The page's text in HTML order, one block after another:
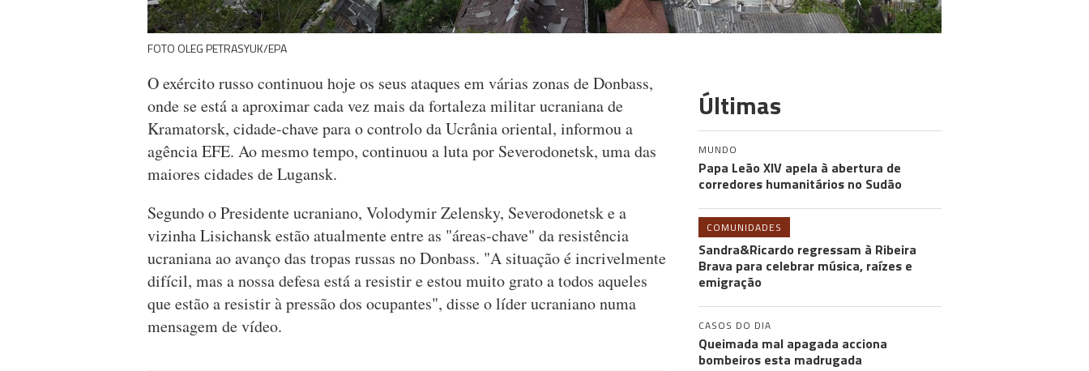
FOTO OLEG PETRASYUK/EPA
O exército russo continuou hoje os seus ataques em várias zonas de Donbass,
onde se está a aproximar cada vez mais da fortaleza militar ucraniana de
Kramatorsk, cidade-chave para o controlo da Ucrânia oriental, informou a
agência EFE. Ao mesmo tempo, continuou a luta por Severodonetsk, uma das
maiores cidades de Lugansk.
Segundo o Presidente ucraniano, Volodymir Zelensky, Severodonetsk e a
vizinha Lisichansk estão atualmente entre as "áreas-chave" da resistência
ucraniana ao avanço das tropas russas no Donbass. "A situação é incrivelmente
difícil, mas a nossa defesa está a resistir e estou muito grato a todos aqueles
que estão a resistir à pressão dos ocupantes", disse o líder ucraniano numa
mensagem de vídeo.
Últimas
MUNDO
Papa Leão XIV apela à abertura de
corredores humanitários no Sudão
COMUNIDADES
Sandra&Ricardo regressam à Ribeira
Brava para celebrar música, raízes e
emigração
CASOS DO DIA
Queimada mal apagada acciona
bombeiros esta madrugada